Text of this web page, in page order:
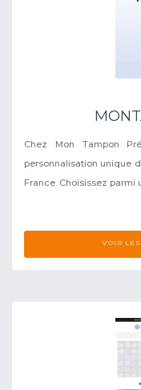
Chez Mon Tampon
personnalisation unique
France. Choisissez parmi
VOIR